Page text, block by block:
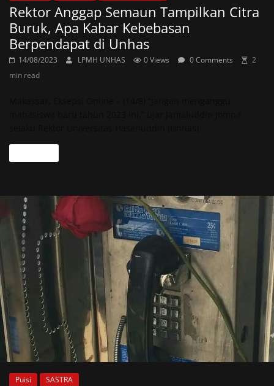
Rektor Anggap Semaun Tampilkan Citra
Buruk, Apa Kabar Kebebasan
Berpendapat di Unhas
14/08/2023 LPMH UNHAS 0 Views 0 Comments
2
min read
Puisi SASTRA